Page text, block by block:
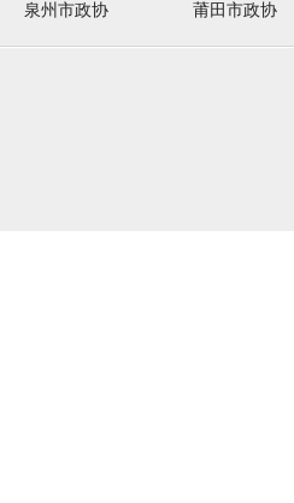
泉州市政协 莆田市政协